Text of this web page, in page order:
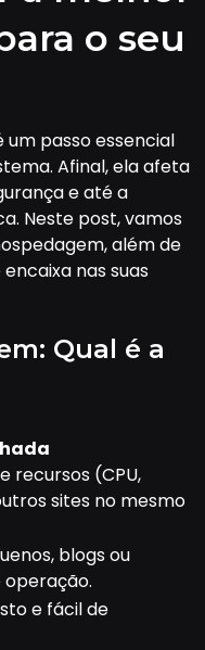
o seu
passo essencial
Afinal, ela afeta
e até a
Neste post, vamos
além de
nas suas
Qual é a
recursos (CPU,
sites no mesmo
blogs ou
operação.
e fácil de